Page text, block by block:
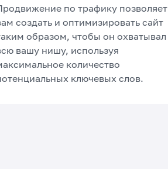
по трафику позволяет
создать и оптимизировать сайт
образом, чтобы он охватывал
вашу нишу, используя
количество
ключевых слов.